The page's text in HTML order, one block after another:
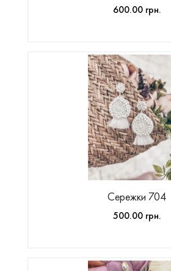
600.00 грн.
Сережки 704
500.00 грн.